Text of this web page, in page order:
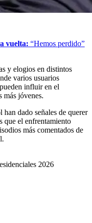
vuelta: “Hemos perdido”
y elogios en distintos
varios usuarios
influir en el
más jóvenes.
dado señales de querer
que el enfrentamiento
más comentados de
2026